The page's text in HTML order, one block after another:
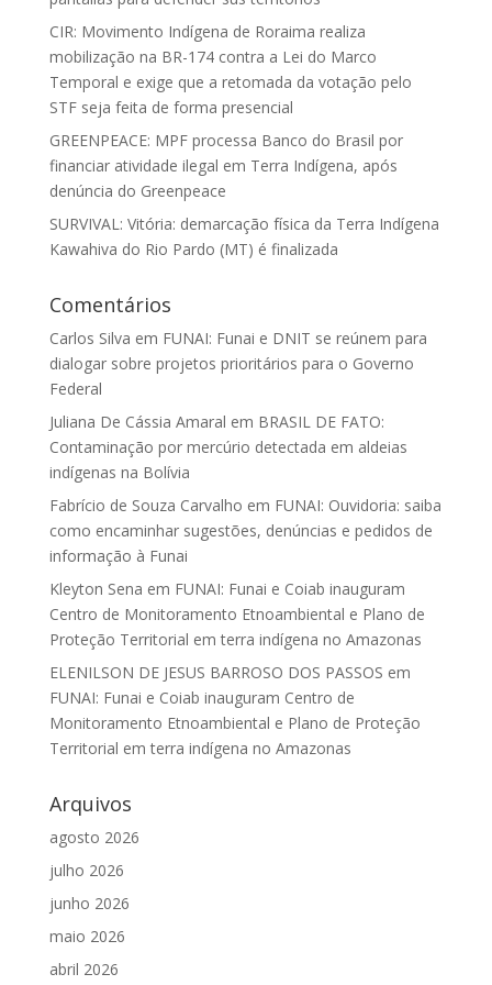
CIR: Movimento Indígena de Roraima realiza
mobilização na BR-174 contra a Lei do Marco
Temporal e exige que a retomada da votação pelo
STF seja feita de forma presencial
GREENPEACE: MPF processa Banco do Brasil por
financiar atividade ilegal em Terra Indígena, após
denúncia do Greenpeace
SURVIVAL: Vitória: demarcação física da Terra Indígena
Kawahiva do Rio Pardo (MT) é finalizada
Comentários
Carlos Silva em FUNAI: Funai e DNIT se reúnem para
dialogar sobre projetos prioritários para o Governo
Federal
Juliana De Cássia Amaral em BRASIL DE FATO:
Contaminação por mercúrio detectada em aldeias
indígenas na Bolívia
Fabrício de Souza Carvalho em FUNAI: Ouvidoria: saiba
como encaminhar sugestões, denúncias e pedidos de
informação à Funai
Kleyton Sena em FUNAI: Funai e Coiab inauguram
Centro de Monitoramento Etnoambiental e Plano de
Proteção Territorial em terra indígena no Amazonas
ELENILSON DE JESUS BARROSO DOS PASSOS em
FUNAI: Funai e Coiab inauguram Centro de
Monitoramento Etnoambiental e Plano de Proteção
Territorial em terra indígena no Amazonas
Arquivos
agosto 2026
julho 2026
junho 2026
maio 2026
abril 2026